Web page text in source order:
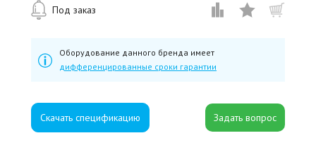
Под заказ
Оборудование данного бренда имеет
дифференцированные сроки гарантии
Скачать спецификацию